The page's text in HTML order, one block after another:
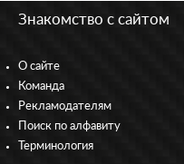
Знакомство с сайтом
О сайте
Команда
Рекламодателям
Поиск по алфавиту
Терминология